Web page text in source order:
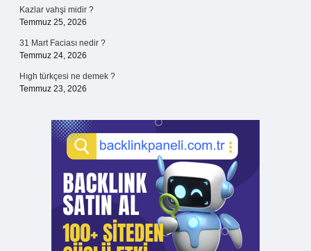
Kazlar vahşi midir ?
Temmuz 25, 2026
31 Mart Faciası nedir ?
Temmuz 24, 2026
Hıgh türkçesi ne demek ?
Temmuz 23, 2026